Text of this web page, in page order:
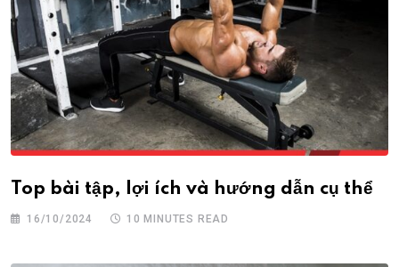
Top bài tập, lợi ích và hướng dẫn cụ thể
16/10/2024 10 MINUTES READ